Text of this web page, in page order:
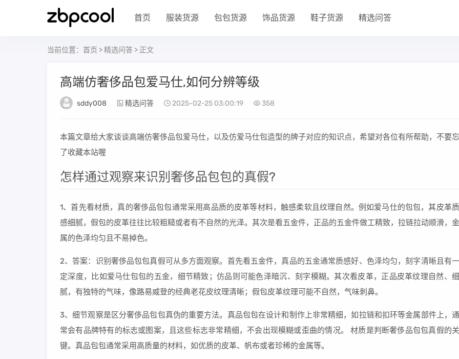
首页 服装货源 包包货源 饰品货源 鞋子货源 精选问答
当前位置： 首页 >精选问答 > 正文
高端仿奢侈品包爱马仕,如何分辨等级
sddy008 精选问答 2025-02-25 03:00:19 358
本篇文章给大家谈谈高端仿奢侈品包爱马仕，以及仿爱马仕包造型的牌子对应的知识点，希望对各位有所帮助，不要忘
了收藏本站喔
怎样通过观察来识别奢侈品包包的真假?
1、首先看材质，真的奢侈品包包通常采用高品质的皮革等材料，触感柔软且纹理自然。例如爱马仕的包包，其皮革质
感细腻，假包的皮革往往比较粗糙或者有不自然的光泽。其次是看五金件，正品的五金件做工精致，拉链拉动顺滑，金
属的色泽均匀且不易掉色。
2、答案：识别奢侈品包包真假可从多方面观察。首先看五金件，真品的五金通常质感好、色泽均匀，刻字清晰且有一
定深度，比如爱马仕包包的五金，细节精致；仿品则可能色泽暗沉、刻字模糊。其次看皮革，正品皮革纹理自然、细
腻，有独特的气味，像路易威登的经典老花皮纹理清晰；假包皮革纹理可能不自然，气味刺鼻。
3、细节观察是区分奢侈品包包真伪的重要方法。真品包包在设计和制作上非常精细，如拉链和扣环等金属部件上，通
常会有品牌特有的标志或图案，且这些标志非常精细，不会出现模糊或歪曲的情况。 材质是判断奢侈品包包真假的关
键。真品包包通常采用高质量的材料，如优质的皮革、帆布或者珍稀的金属等。